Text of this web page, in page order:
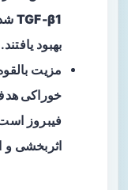
TGF-β1
بهبود یافتند.
مزیت
خوراکی
فیبروز
اثربخشی و